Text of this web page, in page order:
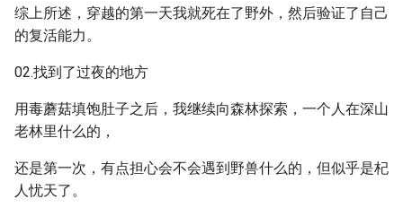
综上所述，穿越的第一天我就死在了野外，然后验证了自己
的复活能力。
02.找到了过夜的地方
用毒蘑菇填饱肚子之后，我继续向森林探索，一个人在深山
老林里什么的，
还是第一次，有点担心会不会遇到野兽什么的，但似乎是杞
人忧天了。